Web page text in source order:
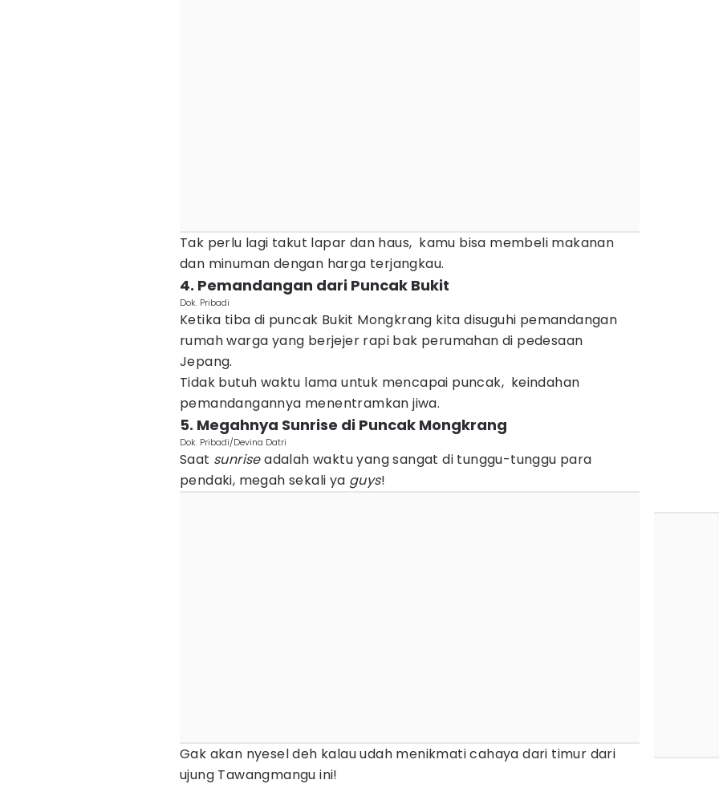
Tak perlu lagi takut lapar dan haus, kamu bisa membeli makanan
dan minuman dengan harga terjangkau.
4. Pemandangan dari Puncak Bukit
Dok. Pribadi
Ketika tiba di puncak Bukit Mongkrang kita disuguhi pemandangan
rumah warga yang berjejer rapi bak perumahan di pedesaan
Jepang.
Tidak butuh waktu lama untuk mencapai puncak, keindahan
pemandangannya menentramkan jiwa.
5. Megahnya Sunrise di Puncak Mongkrang
Dok. Pribadi/Devina Datri
Saat sunriseadalah waktu yang sangat di tunggu-tunggu para
pendaki, megah sekali ya guys!
Gak akan nyesel deh kalau udah menikmati cahaya dari timur dari
ujung Tawangmangu ini!